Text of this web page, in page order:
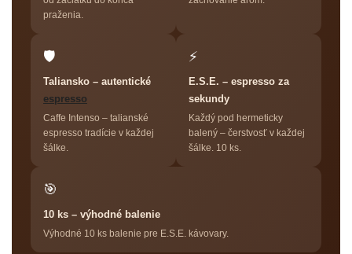
praženia.
🛡
Taliansko – autentické
espresso
Caffe Intenso – talianské
espresso tradície v každej
šálke.
⚡
E.S.E. – espresso za
sekundy
Každý pod hermeticky
balený – čerstvosť v každej
šálke. 10 ks.
🎯
10 ks – výhodné balenie
Výhodné 10 ks balenie pre E.S.E. kávovary.